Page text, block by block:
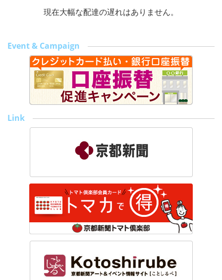
現在大幅な配達の遅れはありません。
Event & Campaign
Link